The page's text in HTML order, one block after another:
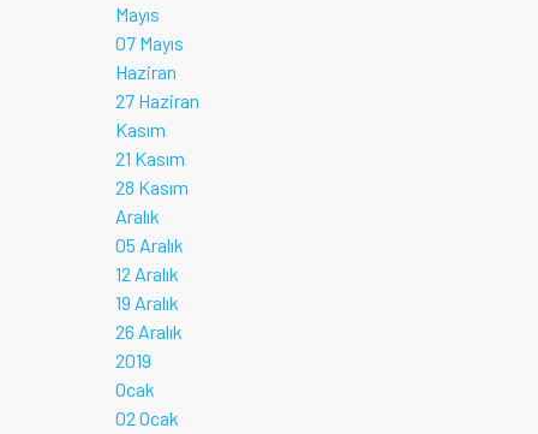
Mayıs
07 Mayıs
Haziran
27 Haziran
Kasım
21 Kasım
28 Kasım
Aralık
05 Aralık
12 Aralık
19 Aralık
26 Aralık
2019
Ocak
02 Ocak